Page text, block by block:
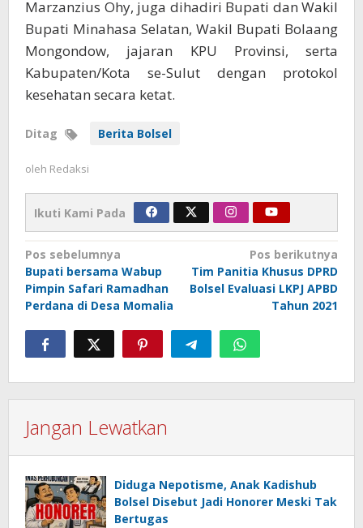
Marzanzius Ohy, juga dihadiri Bupati dan Wakil
Bupati Minahasa Selatan, Wakil Bupati Bolaang
Mongondow, jajaran KPU Provinsi, serta
Kabupaten/Kota se-Sulut dengan protokol
kesehatan secara ketat.
Ditag Berita Bolsel
oleh Redaksi
Ikuti Kami Pada
Navigasi
pos
Pos sebelumnya
Bupati bersama Wabup
Pimpin Safari Ramadhan
Perdana di Desa Momalia
Pos berikutnya
Tim Panitia Khusus DPRD
Bolsel Evaluasi LKPJ APBD
Tahun 2021
Jangan Lewatkan
Diduga Nepotisme, Anak Kadishub
Bolsel Disebut Jadi Honorer Meski Tak
Bertugas